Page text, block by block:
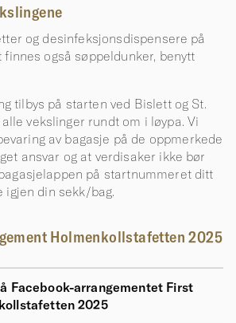
og desinfeksjonsdispensere på
finnes også søppeldunker, benytt
tilbys på starten ved Bislett og St.
vekslinger rundt om i løypa. Vi
av bagasje på de oppmerkede
ansvar og at verdisaker ikke bør
på startnummeret ditt
din sekk/bag.
Holmenkollstafetten 2025
Facebook-arrangementet First
2025